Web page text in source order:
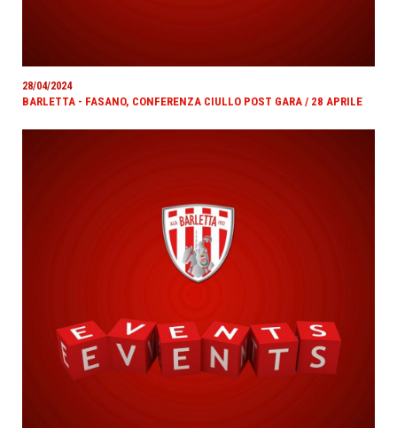
28/04/2024
BARLETTA - FASANO, CONFERENZA CIULLO POST GARA / 28 APRILE